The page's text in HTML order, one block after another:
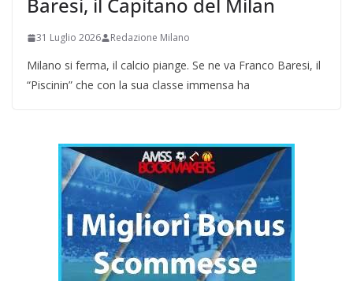
Baresi, il Capitano del Milan
31 Luglio 2026 Redazione Milano
Milano si ferma, il calcio piange. Se ne va Franco Baresi, il
“Piscinin” che con la sua classe immensa ha